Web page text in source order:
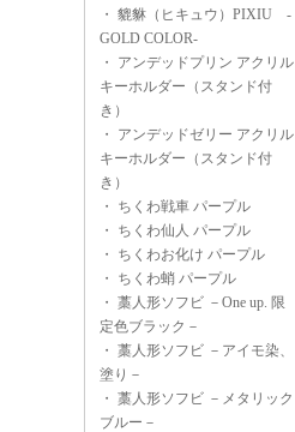
・ 貔貅（ヒキュウ）PIXIU -
GOLD COLOR-
・ アンデッドプリン アクリル
キーホルダー（スタンド付
き）
・ アンデッドゼリー アクリル
キーホルダー（スタンド付
き）
・ ちくわ戦車 パープル
・ ちくわ仙人 パープル
・ ちくわお化け パープル
・ ちくわ蛸 パープル
・ 藁人形ソフビ －One up. 限
定色ブラック－
・ 藁人形ソフビ －アイモ染、
塗り－
・ 藁人形ソフビ －メタリック
ブルー－